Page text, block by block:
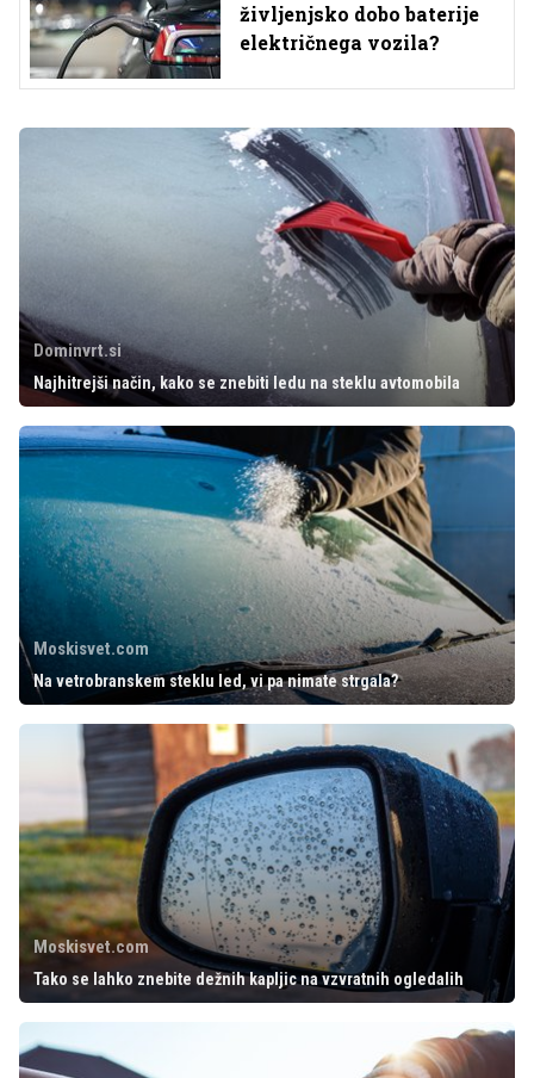
življenjsko dobo baterije
električnega vozila?
Dominvrt.si
Najhitrejši način, kako se znebiti ledu na steklu avtomobila
Moskisvet.com
Na vetrobranskem steklu led, vi pa nimate strgala?
Moskisvet.com
Tako se lahko znebite dežnih kapljic na vzvratnih ogledalih